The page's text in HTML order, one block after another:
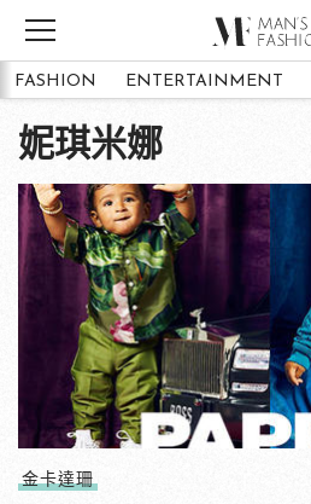
FASHION ENTERTAINMENT
妮琪米娜
金卡達珊